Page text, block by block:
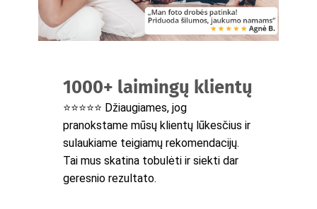
1000+ laimingų klientų
⭐⭐⭐⭐⭐ Džiaugiames, jog
pranokstame mūsų klientų lūkesčius ir
sulaukiame teigiamų rekomendacijų.
Tai mus skatina tobulėti ir siekti dar
geresnio rezultato.